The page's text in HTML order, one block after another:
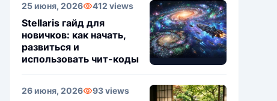
25 июня, 2026 412 views
Stellaris гайд для
новичков: как начать,
развиться и
использовать чит-коды
26 июня, 2026 93 views